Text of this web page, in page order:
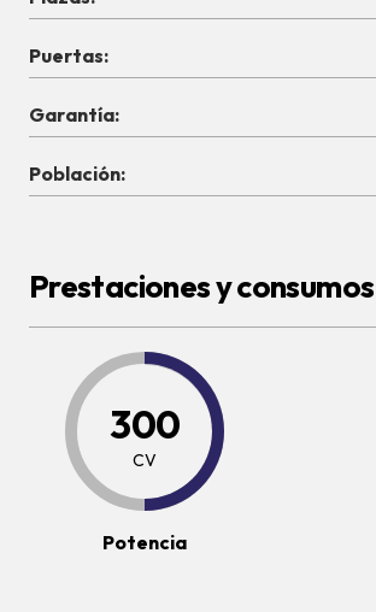
Puertas:
Garantía:
Población:
Prestaciones y consumos
300
CV
Potencia